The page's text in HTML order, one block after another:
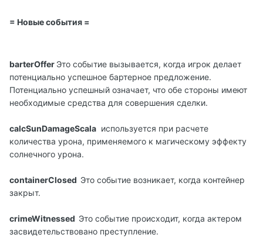
= Новые события =
barterOffer Это событие вызывается, когда игрок делает
потенциально успешное бартерное предложение.
Потенциально успешный означает, что обе стороны имеют
необходимые средства для совершения сделки.
calcSunDamageScala используется при расчете
количества урона, применяемого к магическому эффекту
солнечного урона.
containerClosed Это событие возникает, когда контейнер
закрыт.
crimeWitnessed Это событие происходит, когда актером
засвидетельствовано преступление.